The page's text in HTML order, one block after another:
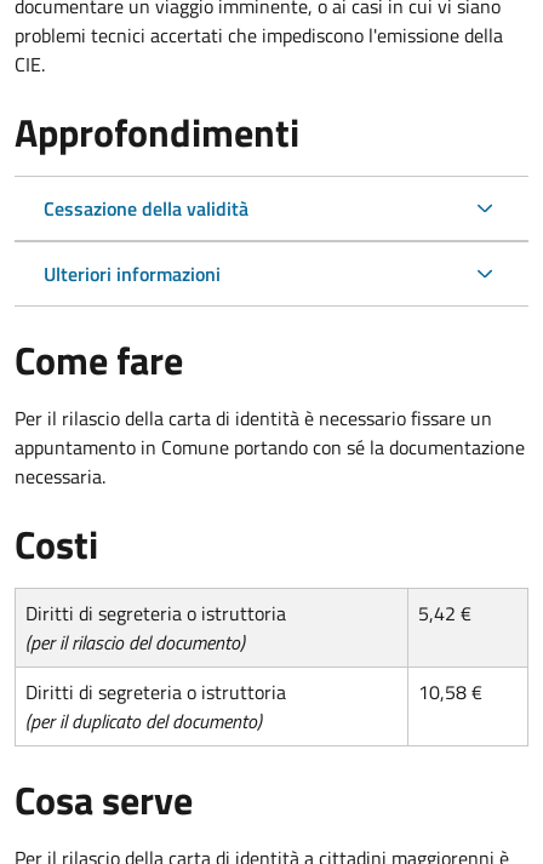
problemi tecnici accertati che impediscono l'emissione della
CIE.
Approfondimenti
Cessazione della validità
Ulteriori informazioni
Come fare
Per il rilascio della carta di identità è necessario fissare un
appuntamento in Comune portando con sé la documentazione
necessaria.
Costi
Diritti di segreteria o istruttoria
(per il rilascio del documento)
5,42 €
Diritti di segreteria o istruttoria
(per il duplicato del documento)
10,58 €
Cosa serve
Per il rilascio della carta di identità a cittadini maggiorenni è